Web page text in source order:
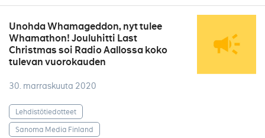
Unohda Whamageddon, nyt tulee
Whamathon! Jouluhitti Last
Christmas soi Radio Aallossa koko
tulevan vuorokauden
30. marraskuuta 2020
Lehdistötiedotteet
Sanoma Media Finland